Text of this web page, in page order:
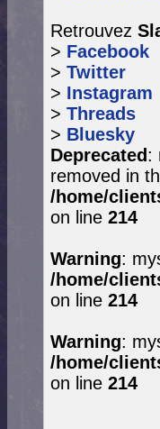
Retrouvez
> Facebook
> Twitter
> Instagram
> Threads
> Bluesky
Deprecated:
removed in
/home/
on line 214
Warning:
/home/
on line 214
Warning:
/home/
on line 214